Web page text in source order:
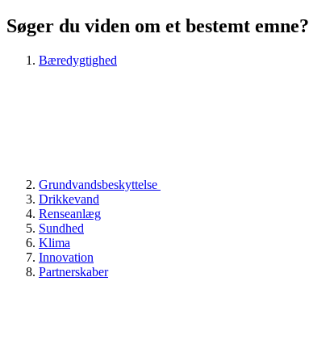
Søger du viden om et bestemt emne?
Bæredygtighed
Grundvandsbeskyttelse
Drikkevand
Renseanlæg
Sundhed
Klima
Innovation
Partnerskaber